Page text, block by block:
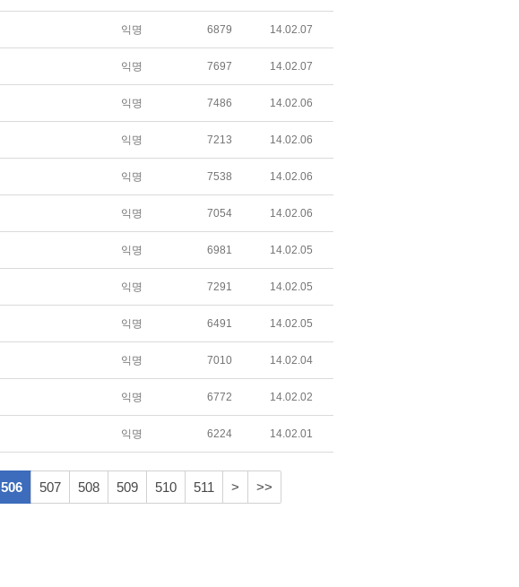
익명 6879 14.02.07
익명 7697 14.02.07
익명 7486 14.02.06
익명 7213 14.02.06
익명 7538 14.02.06
익명 7054 14.02.06
익명 6981 14.02.05
익명 7291 14.02.05
익명 6491 14.02.05
익명 7010 14.02.04
익명 6772 14.02.02
익명 6224 14.02.01
506 507 508 509 510 511 > >>